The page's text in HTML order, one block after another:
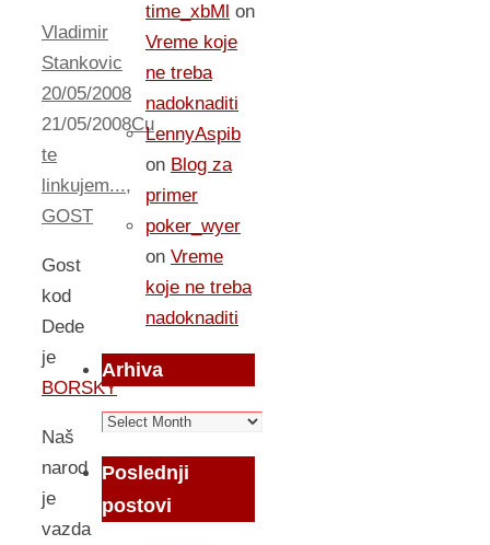
Vladimir
Stankovic
20/05/2008
21/05/2008Cu
te
linkujem...,
GOST
Gost
kod
Dede
je
BORSKY
Naš
narod
je
vazda
time_xbMl on
Vreme koje
ne treba
nadoknaditi
LennyAspib
on Blog za
primer
poker_wyer
on Vreme
koje ne treba
nadoknaditi
Arhiva
Arhiva
Poslednji
postovi